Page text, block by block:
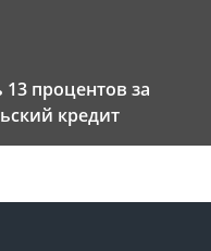
13 процентов за
кредит